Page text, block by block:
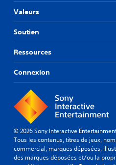
Valeurs
Soutien
Ressources
Connexion
© 2026 Sony Interactive
Tous les contenus, titres de jeux,
commercial, marques déposées,
des marques déposées et/ou la